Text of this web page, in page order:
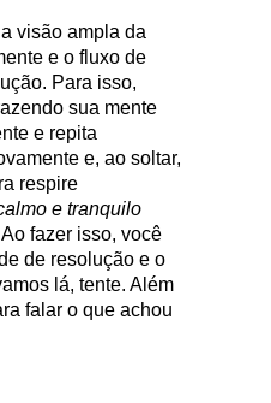
visão ampla da
e o fluxo de
Para isso,
sua mente
e repita
e, ao soltar,
respire
e tranquilo
Ao fazer isso, você
de resolução e o
lá, tente. Além
falar o que achou